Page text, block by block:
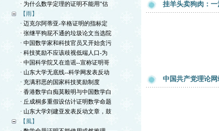
· 为什么数学定理的证明不能用“估
【雨】
· 迈克尔阿蒂亚-辛格证明的指标定
· 张继平狗屁不通的垃圾论文当选院
· 中国数学家和科技官员又开始贪污
· 科技奖励不应该歧视低端人口-为
· 中国科学院又在造谣--宣称证明哥
· 山东大学无底线--科学网发表反动
· 充满邪恶的国家科技奖励制度
· 香港数学白痴莫毅明与中国数学白
· 丘成桐多重假设估计证明数学命题
· 山东大学刘建亚发表反动文章，鼓
【風】
挂羊头卖狗肉：
中国共产党理论